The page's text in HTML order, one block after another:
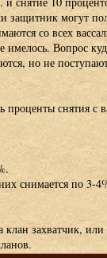
защитник могут
со всех
имелось. Вопрос
но не
проценты снятия с
снимается по 3-
клан захватчик,